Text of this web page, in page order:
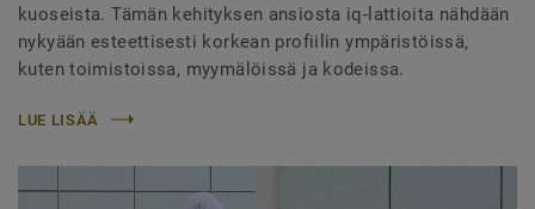
kuoseista. Tämän kehityksen ansiosta iq-lattioita nähdään
nykyään esteettisesti korkean profiilin ympäristöissä,
kuten toimistoissa, myymälöissä ja kodeissa.
LUE LISÄÄ